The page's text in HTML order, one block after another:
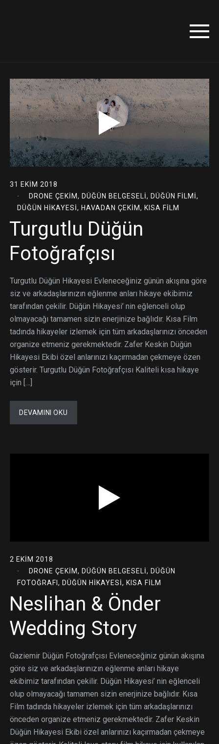
31 EKIM 2018
DRONE ÇEKIM, DÜĞÜN BELGESELI, DÜĞÜN FILMI,
DÜĞÜN HIKAYESI, HAVADAN ÇEKIM, KISA FILM
Turgutlu Düğün
Fotoğrafçısı
Turgutlu Düğün Hikayesi Evleneceğiniz günün akışına göre
siz ve arkadaşlarınızın eğlenme anları hikaye ekibimiz
tarafından çekilir. Düğün Hikayesi’ nin eğlenceli olup
olmayacağı tamamen sizin enerjinize bağlıdır. Kısa Film
tadında hikayeler izlemek için tüm arkadaşlarınızı önceden
organize etmeniz gerekmektedir. Zafer Keskin Düğün
Hikayesi Ekibi özel anlarınızı kaçırmadan çekmeye özen
gösterir. Turgutlu Düğün Fotoğrafçısı Kaliteli kısa hikaye
için […]
DEVAMINI OKU
2 EKIM 2018
DRONE ÇEKIM, DÜĞÜN BELGESELI, DÜĞÜN
FOTOĞRAFI , DÜĞÜN HIKAYESI, KISA FILM
Neslihan & Önder
Wedding Story
Gaziemir Düğün Fotoğrafçısı Evleneceğiniz günün akışına
göre siz ve arkadaşlarınızın eğlenme anları hikaye
ekibimiz tarafından çekilir. Düğün Hikayesi’ nin eğlenceli
olup olmayacağı tamamen sizin enerjinize bağlıdır. Kısa
Film tadında hikayeler izlemek için tüm arkadaşlarınızı
önceden organize etmeniz gerekmektedir. Zafer Keskin
Düğün Hikayesi Ekibi özel anlarınızı kaçırmadan çekmeye